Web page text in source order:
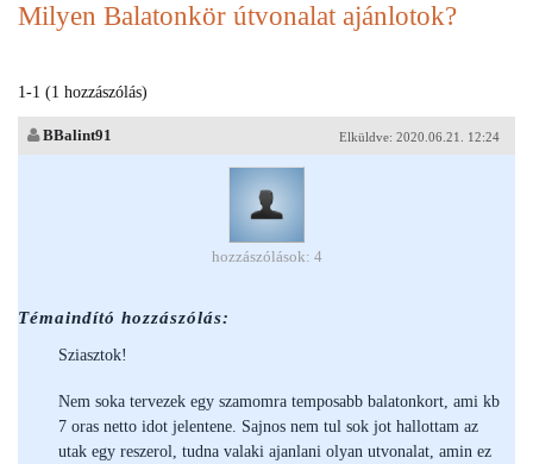
Milyen Balatonkör útvonalat ajánlotok?
1-1 (1 hozzászólás)
Elküldve: 2020.06.21. 12:24
BBalint91
hozzászólások: 4
Témaindító hozzászólás:
Sziasztok!
Nem soka tervezek egy szamomra temposabb balatonkort, ami kb
7 oras netto idot jelentene. Sajnos nem tul sok jot hallottam az
utak egy reszerol, tudna valaki ajanlani olyan utvonalat, amin ez